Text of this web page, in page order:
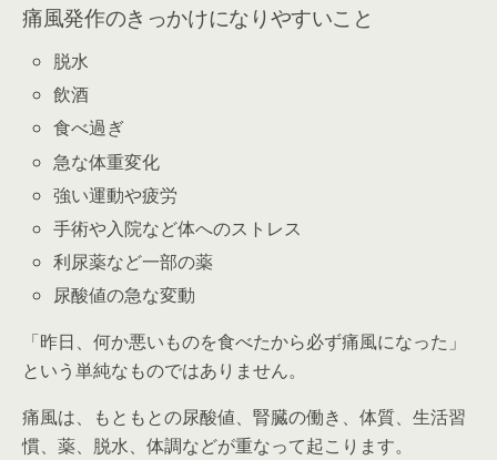
痛風発作のきっかけになりやすいこと
脱水
飲酒
食べ過ぎ
急な体重変化
強い運動や疲労
手術や入院など体へのストレス
利尿薬など一部の薬
尿酸値の急な変動
「昨日、何か悪いものを食べたから必ず痛風になった」
という単純なものではありません。
痛風は、もともとの尿酸値、腎臓の働き、体質、生活習
慣、薬、脱水、体調などが重なって起こります。